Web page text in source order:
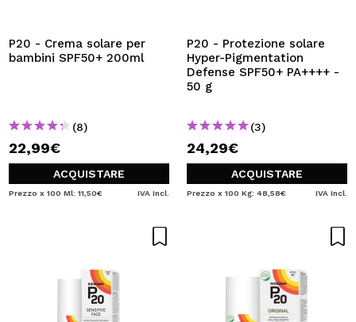
Creando un account su Maquibeauty.it potrai fare i tuoi
acquisti velocemente, controllare lo stato dei tuoi ordini e
consultare le tue operazioni precedenti.
CREARE UN ACCOUNT
P20 - Crema solare per
bambini SPF50+ 200ml
(8)
22,99€
ACQUISTARE
Prezzo x 100 Ml: 11,50€ IVA Incl.
P20 - Protezione solare
Hyper-Pigmentation
Defense SPF50+ PA++++ -
50 g
(3)
24,29€
ACQUISTARE
Prezzo x 100 Kg: 48,58€ IVA Incl.